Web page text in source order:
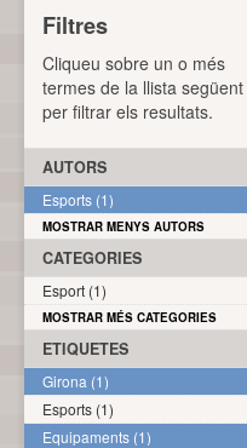
Filtres
Cliqueu sobre un o més
termes de la llista següent
per filtrar els resultats.
AUTORS
Esports (1)
MOSTRAR MENYS AUTORS
CATEGORIES
Esport (1)
MOSTRAR MÉS CATEGORIES
ETIQUETES
Girona (1)
Esports (1)
Equipaments (1)